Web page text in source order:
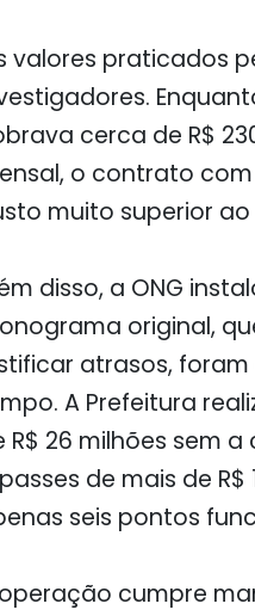
valores praticados
cerca de R$
o contrato com
muito superior
disso, a ONG
original,
atrasos,
A Prefeitura
R$ 26 milhões sem
de mais de
seis pontos
cumpre